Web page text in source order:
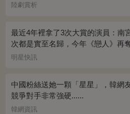
陸劇賞析
最近4年裡拿了3次大賞的演員：南
次都是實至名歸，今年《戀人》再
演技大賞
明星快訊
中國粉絲送她一顆「星星」，韓網
競爭對手非常強硬......
韓網資訊